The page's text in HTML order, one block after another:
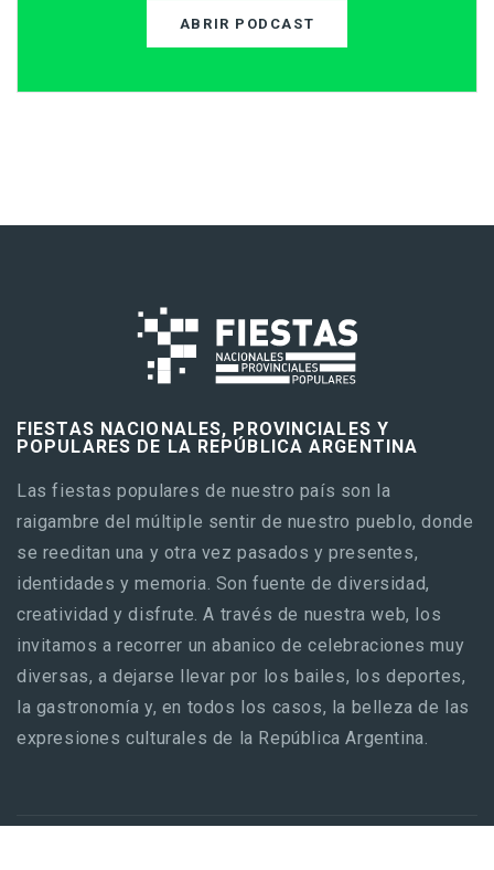
ABRIR PODCAST
FIESTAS NACIONALES, PROVINCIALES Y
POPULARES DE LA REPÚBLICA ARGENTINA
Las fiestas populares de nuestro país son la
raigambre del múltiple sentir de nuestro pueblo, donde
se reeditan una y otra vez pasados y presentes,
identidades y memoria. Son fuente de diversidad,
creatividad y disfrute. A través de nuestra web, los
invitamos a recorrer un abanico de celebraciones muy
diversas, a dejarse llevar por los bailes, los deportes,
la gastronomía y, en todos los casos, la belleza de las
expresiones culturales de la República Argentina.